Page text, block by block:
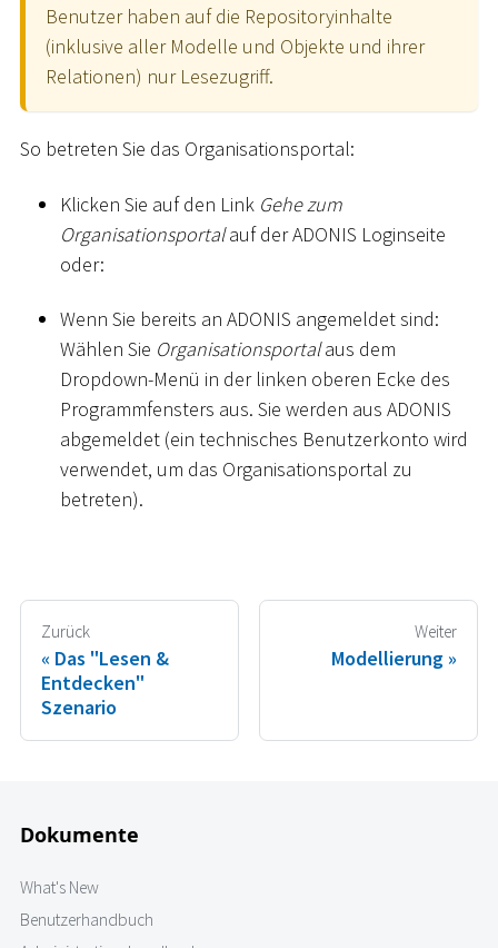
Benutzer haben auf die Repositoryinhalte
(inklusive aller Modelle und Objekte und ihrer
Relationen) nur Lesezugriff.
So betreten Sie das Organisationsportal:
Klicken Sie auf den Link Gehe zum
Organisationsportalauf der ADONIS Loginseite
oder:
Wenn Sie bereits an ADONIS angemeldet sind:
Wählen Sie Organisationsportalaus dem
Dropdown-Menü in der linken oberen Ecke des
Programmfensters aus. Sie werden aus ADONIS
abgemeldet (ein technisches Benutzerkonto wird
verwendet, um das Organisationsportal zu
betreten).
Zurück
Das "Lesen &
Entdecken"
Szenario
Weiter
Modellierung
Dokumente
What's New
Benutzerhandbuch